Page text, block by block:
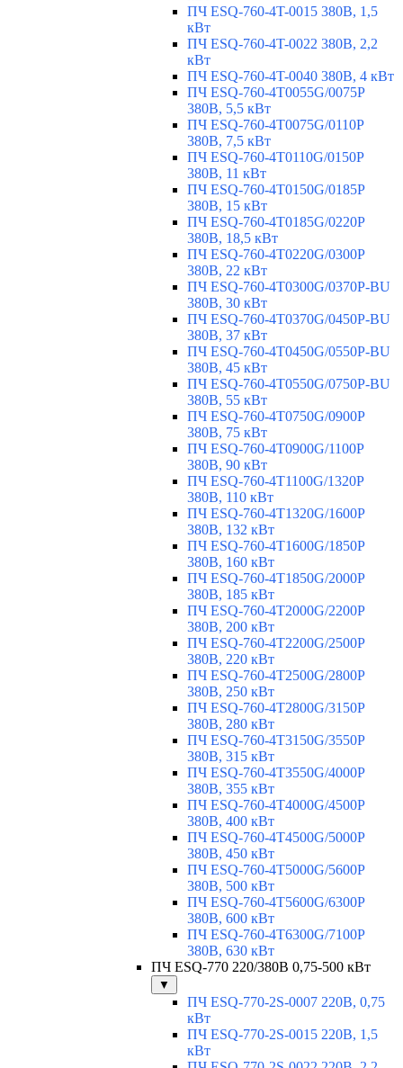
ПЧ ESQ-760-4T-0015 380В, 1,5
кВт
ПЧ ESQ-760-4T-0022 380В, 2,2
кВт
ПЧ ESQ-760-4T-0040 380В, 4 кВт
ПЧ ESQ-760-4T0055G/0075P
380В, 5,5 кВт
ПЧ ESQ-760-4T0075G/0110P
380В, 7,5 кВт
ПЧ ESQ-760-4T0110G/0150P
380В, 11 кВт
ПЧ ESQ-760-4T0150G/0185P
380В, 15 кВт
ПЧ ESQ-760-4T0185G/0220P
380В, 18,5 кВт
ПЧ ESQ-760-4T0220G/0300P
380В, 22 кВт
ПЧ ESQ-760-4T0300G/0370P-BU
380В, 30 кВт
ПЧ ESQ-760-4T0370G/0450P-BU
380В, 37 кВт
ПЧ ESQ-760-4T0450G/0550P-BU
380В, 45 кВт
ПЧ ESQ-760-4T0550G/0750P-BU
380В, 55 кВт
ПЧ ESQ-760-4T0750G/0900P
380В, 75 кВт
ПЧ ESQ-760-4T0900G/1100P
380В, 90 кВт
ПЧ ESQ-760-4T1100G/1320P
380В, 110 кВт
ПЧ ESQ-760-4T1320G/1600P
380В, 132 кВт
ПЧ ESQ-760-4T1600G/1850P
380В, 160 кВт
ПЧ ESQ-760-4T1850G/2000P
380В, 185 кВт
ПЧ ESQ-760-4T2000G/2200P
380В, 200 кВт
ПЧ ESQ-760-4T2200G/2500P
380В, 220 кВт
ПЧ ESQ-760-4T2500G/2800P
380В, 250 кВт
ПЧ ESQ-760-4T2800G/3150P
380В, 280 кВт
ПЧ ESQ-760-4T3150G/3550P
380В, 315 кВт
ПЧ ESQ-760-4T3550G/4000P
380В, 355 кВт
ПЧ ESQ-760-4T4000G/4500P
380В, 400 кВт
ПЧ ESQ-760-4T4500G/5000P
380В, 450 кВт
ПЧ ESQ-760-4T5000G/5600P
380В, 500 кВт
ПЧ ESQ-760-4T5600G/6300P
380В, 600 кВт
ПЧ ESQ-760-4T6300G/7100P
380В, 630 кВт
ПЧ ESQ-770 220/380В 0,75-500 кВт
▼
ПЧ ESQ-770-2S-0007 220В, 0,75
кВт
ПЧ ESQ-770-2S-0015 220В, 1,5
кВт